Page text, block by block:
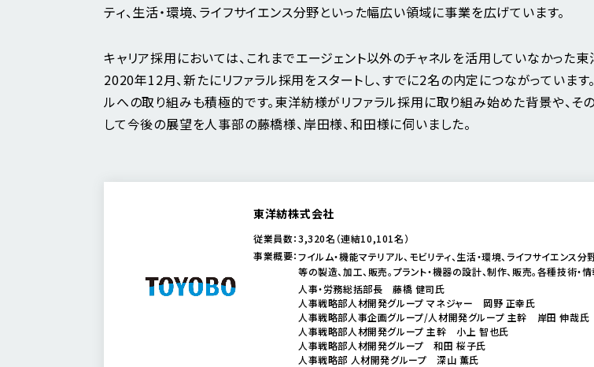
ティ、生活・環境、ライフサイエンス分野といった幅広い領域に事業を広げています。
キャリア採用においては、これまでエージェント以外のチャネルを活用していなかった東
2020年12月、新たにリファラル採用をスタートし、すでに2名の内定につながっています
ルへの取り組みも積極的です。東洋紡様がリファラル採用に取り組み始めた背景や、そ
して今後の展望を人事部の藤橋様、岸田様、和田様に伺いました。
東洋紡株式会社
従業員数：3,320名（連結10,101名）
事業概要：フイルム・機能マテリアル、モビリティ、生活・環境、ライフサイエンス
等の製造、加工、販売。プラント・機器の設計、制作、販売。各種技術・
人事・労務総括部長 藤橋 健司氏
人事戦略部人材開発グループ マネジャー 岡野 正幸氏
人事戦略部人事企画グループ/人材開発グループ 主幹 岸田 伸哉氏
人事戦略部人材開発グループ 主幹 小上 智也氏
人事戦略部人材開発グループ 和田 桜子氏
人事戦略部 人材開発グループ 深山 薫氏